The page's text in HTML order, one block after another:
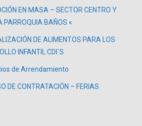
EN MASA – SECTOR CENTRO Y
PARROQUIA BAÑOS «
DE ALIMENTOS PARA LOS
INFANTIL CDI´S
de Arrendamiento
DE CONTRATACIÓN – FERIAS